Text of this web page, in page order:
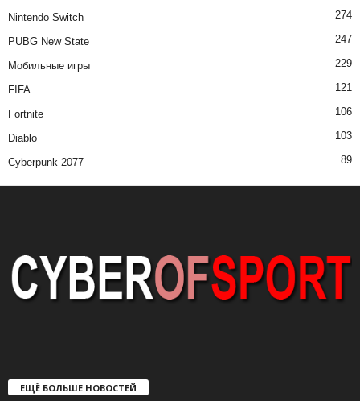
Nintendo Switch 274
PUBG New State 247
Мобильные игры 229
FIFA 121
Fortnite 106
Diablo 103
Cyberpunk 2077 89
ЕЩЁ БОЛЬШЕ НОВОСТЕЙ